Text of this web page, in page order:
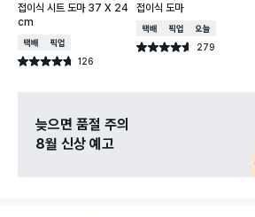
접이식 시트 도마 37 X 24
cm
택배배송매장픽업
별점 4.7점 126
건 작성
접이식 도마
택배배송매장픽업오늘배송
별점 4.6점 279
건 작성
늦으면 품절 주의
8월 신상 예고